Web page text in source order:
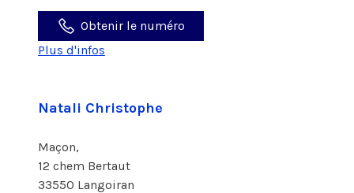
Obtenir le numéro
Plus d'infos
Natali Christophe
Maçon,
12 chem Bertaut
33550 Langoiran